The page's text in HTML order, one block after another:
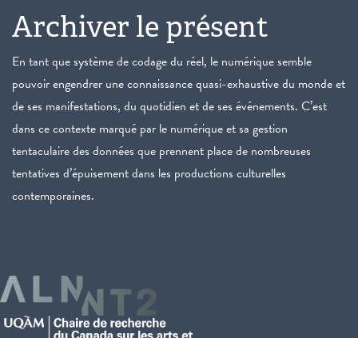
Archiver le présent
En tant que système de codage du réel, le numérique semble
pouvoir engendrer une connaissance quasi-exhaustive du monde et
de ses manifestations, du quotidien et de ses événements. C’est
dans ce contexte marqué par le numérique et sa gestion
tentaculaire des données que prennent place de nombreuses
tentatives d’épuisement dans les productions culturelles
contemporaines.